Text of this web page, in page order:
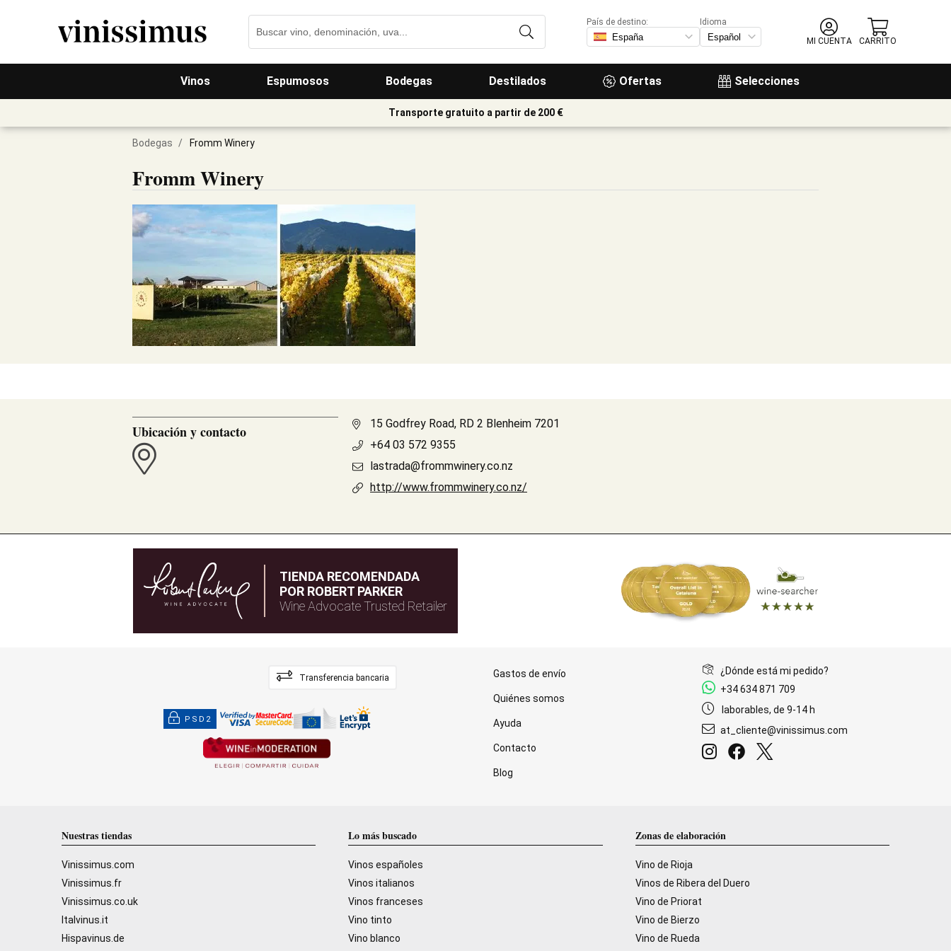
Vinos Espumosos Bodegas Destilados Ofertas Selecciones
País de destino:
Idioma
MI CUENTA
CARRITO
Transporte gratuito a partir de 200 €
Bodegas / Fromm Winery
Fromm Winery
Ubicación y contacto
15 Godfrey Road, RD 2 Blenheim 7201
+64 03 572 9355
lastrada@frommwinery.co.nz
http://www.frommwinery.co.nz/
TIENDA RECOMENDADA
POR ROBERT PARKER
Wine Advocate Trusted Retailer
Transferencia bancaria
PSD2
Gastos de envío
Quiénes somos
Ayuda
Contacto
Blog
¿Dónde está mi pedido?
+34 634 871 709
laborables, de 9-14 h
at_cliente@vinissimus.com
Nuestras tiendas
Vinissimus.com
Vinissimus.fr
Vinissimus.co.uk
Italvinus.it
Hispavinus.de
Lo más buscado
Vinos españoles
Vinos italianos
Vinos franceses
Vino tinto
Vino blanco
Zonas de elaboración
Vino de Rioja
Vinos de Ribera del Duero
Vino de Priorat
Vino de Bierzo
Vino de Rueda